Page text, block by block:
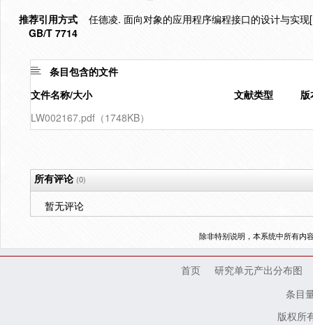
推荐引用方式
GB/T 7714
任德凌. 面向对象的应用程序编程接口的设计与实
条目包含的文件
文件名称/大小
文献类型
版
LW002167.pdf（1748KB）
所有评论(0)
暂无评论
除非特别说明，本系统中所有内
首页
研究单元产出分布图
条目
版权所